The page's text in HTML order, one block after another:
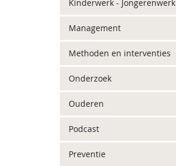
Kinderwerk - Jongerenwerk
Management
Methoden en interventies
Onderzoek
Ouderen
Podcast
Preventie